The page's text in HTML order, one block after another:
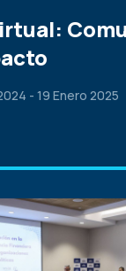
- 19 Enero 2025